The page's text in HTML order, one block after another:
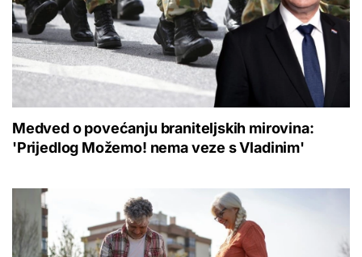
Medved o povećanju braniteljskih mirovina:
'Prijedlog Možemo! nema veze s Vladinim'